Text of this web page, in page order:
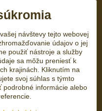
návštevy tejto webovej
údajov o jej
použiť nástroje a služby
sa môžu preniesť k
krajinách. Kliknutím na
svoj súhlas s týmto
podrobné informácie alebo